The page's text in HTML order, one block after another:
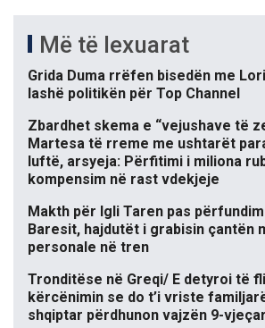
Më të lexuarat
Grida Duma rrëfen bisedën me
lashë politikën për Top Channel
Zbardhet skema e “vejushave të
Martesa të rreme me ushtarët
luftë, arsyeja: Përfitimi i miliona
kompensim në rast vdekjeje
Makth për Igli Taren pas
Baresit, hajdutët i grabisin çantën
personale në tren
Tronditëse në Greqi/ E detyroi të
kërcënimin se do t’i vriste
shqiptar përdhunon vajzën 9-